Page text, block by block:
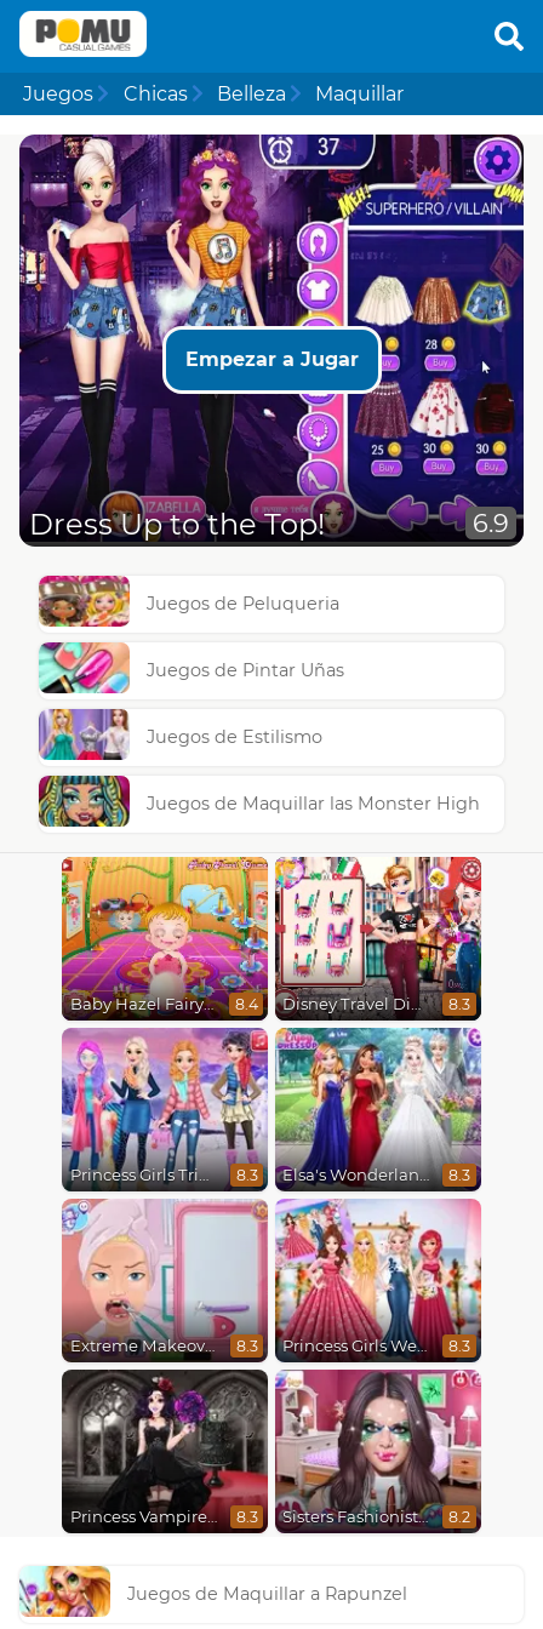
Juegos Chicas Belleza Maquillar
Empezar a Jugar
Dress Up to the Top! 6.9
Juegos de Peluqueria
Juegos de Pintar Uñas
Juegos de Estilismo
Juegos de Maquillar las Monster High
Baby Hazel Fairyland Ballet 8.4 Disney Travel Diaries: City Break 8.3
Princess Girls Trip To Aspen 8.3 Elsa's Wonderland Wedding 8.3
Extreme Makeover 8.3 Princess Girls Wedding Trip 8.3
Princess Vampire Wedding Makeover 8.3 Sisters Fashionista Makeup 8.2
Juegos de Maquillar a Rapunzel